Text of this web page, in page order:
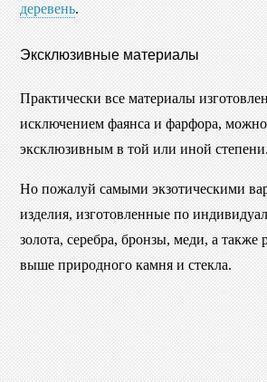
деревень.
Эксклюзивные материалы
Практически все материалы
исключением фаянса и фарфора, можно
эксклюзивным в той или иной степени.
Но пожалуй самыми экзотическими
изделия, изготовленные по
золота, серебра, бронзы, меди, а также
выше природного камня и стекла.